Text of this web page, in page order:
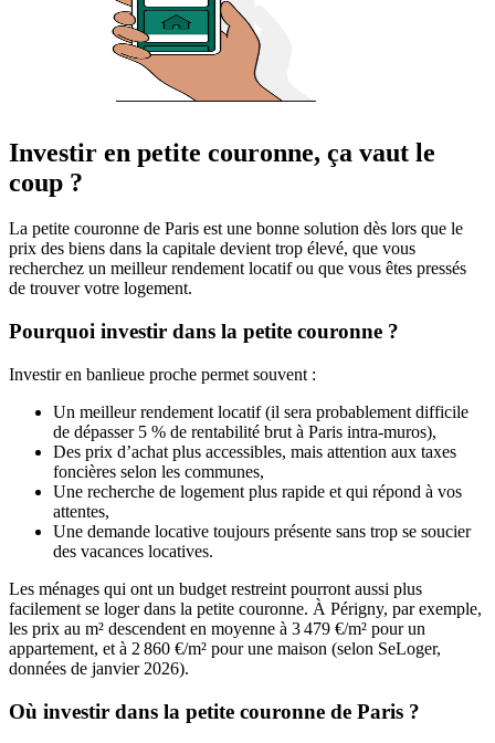
Investir en petite couronne, ça vaut le
coup ?
La petite couronne de Paris est une bonne solution dès lors que le
prix des biens dans la capitale devient trop élevé, que vous
recherchez un meilleur rendement locatif ou que vous êtes pressés
de trouver votre logement.
Pourquoi investir dans la petite couronne ?
Investir en banlieue proche permet souvent :
Un meilleur rendement locatif (il sera probablement difficile
de dépasser 5 % de rentabilité brut à Paris intra-muros),
Des prix d’achat plus accessibles, mais attention aux taxes
foncières selon les communes,
Une recherche de logement plus rapide et qui répond à vos
attentes,
Une demande locative toujours présente sans trop se soucier
des vacances locatives.
Les ménages qui ont un budget restreint pourront aussi plus
facilement se loger dans la petite couronne. À Périgny, par exemple,
les prix au m² descendent en moyenne à 3 479 €/m² pour un
appartement, et à 2 860 €/m² pour une maison (selon SeLoger,
données de janvier 2026).
Où investir dans la petite couronne de Paris ?